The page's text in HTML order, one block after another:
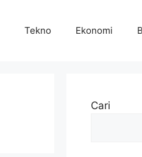
Tekno Ekonomi
Cari